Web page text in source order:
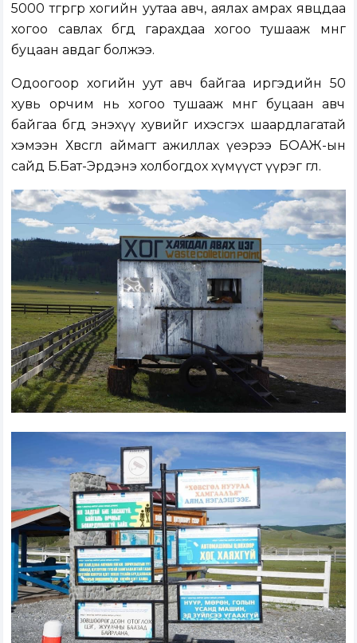
5000 төгрөгөөр хогийн уутаа авч, аялах амрах явцдаа
хогоо савлах бөгөөд гарахдаа хогоо тушааж мөнгөө
буцаан авдаг болжээ.
Одоогоор хогийн уут авч байгаа иргэдийн 50
хувь орчим нь хогоо тушааж мөнгөө буцаан авч
байгаа бөгөөд энэхүү хувийг ихэсгэх шаардлагатай
хэмээн Хөвсгөл аймагт ажиллах үеэрээ БОАЖ-ын
сайд Б.Бат-Эрдэнэ холбогдох хүмүүст үүрэг өглөө.